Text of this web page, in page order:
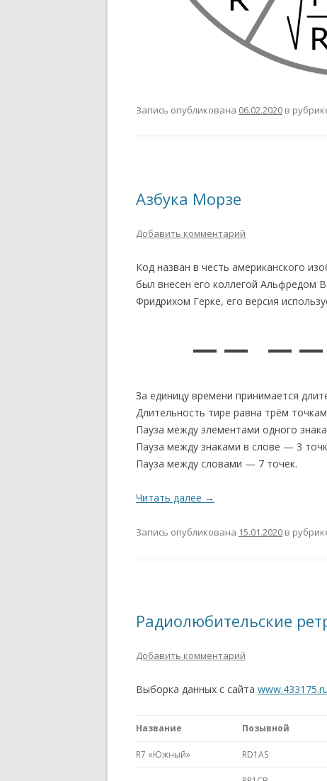
Запись опубликована 06.02.2020 в
Азбука Морзе
Добавить комментарий
Код назван в честь американского
был внесен его коллегой Альфредом
Фридрихом Герке, его версия
— — — —
За единицу времени принимается
Длительность тире равна трём
Пауза между элементами одного
Пауза между знаками в слове — 3
Пауза между словами — 7 точек.
Читать далее →
Запись опубликована 15.01.2020 в
Радиолюбительские
Добавить комментарий
Выборка данных с сайта www.433175.ru
Название Позывной
R7 «Южный» RD1AS